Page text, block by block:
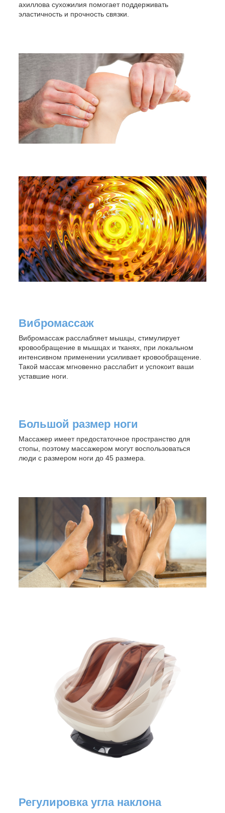
ахиллова сухожилия помогает поддерживать
эластичность и прочность связки.
Вибромассаж
Вибромассаж расслабляет мышцы, стимулирует
кровообращение в мышцах и тканях, при локальном
интенсивном применении усиливает кровообращение.
Такой массаж мгновенно расслабит и успокоит ваши
уставшие ноги.
Большой размер ноги
Массажер имеет предостаточное пространство для
стопы, поэтому массажером могут воспользоваться
люди с размером ноги до 45 размера.
Регулировка угла наклона